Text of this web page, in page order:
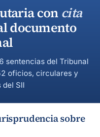
con cita
documento
sentencias del Tribunal
oficios, circulares y
SII
sobre